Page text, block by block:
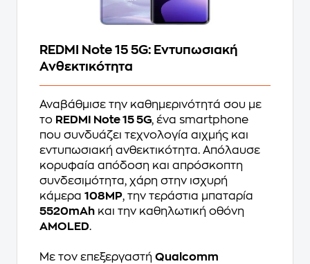
REDMI Note 15 5G: Εντυπωσιακή
Ανθεκτικότητα
Αναβάθμισε την καθημερινότητά σου με
το REDMI Note 15 5G, ένα smartphone
που συνδυάζει τεχνολογία αιχμής και
εντυπωσιακή ανθεκτικότητα. Απόλαυσε
κορυφαία απόδοση και απρόσκοπτη
συνδεσιμότητα, χάρη στην ισχυρή
κάμερα 108MP, την τεράστια μπαταρία
5520mAh και την καθηλωτική οθόνη
AMOLED.
Με τον επεξεργαστή Qualcomm